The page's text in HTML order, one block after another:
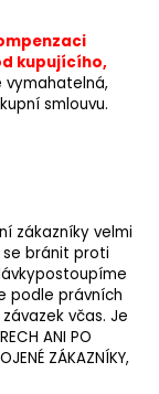
kupujícího,
vymahatelná,
smlouvu.
zákazníky velmi
bránit proti
postoupíme
podle právních
včas. Je
ANI PO
ZÁKAZNÍKY,